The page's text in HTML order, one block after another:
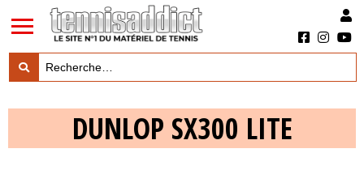
LES ACTUS MARQUES & PRODUITS
DUNLOP SX300 LITE